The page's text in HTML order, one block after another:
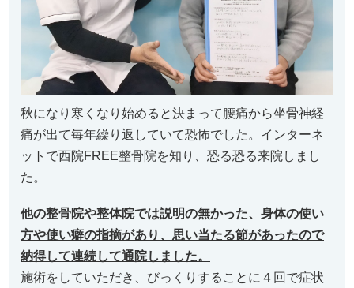
秋になり寒くなり始めると決まって腰痛から坐骨神経
痛が出て毎年繰り返していて恐怖でした。インターネ
ットで西院FREE整骨院を知り、恐る恐る来院しまし
た。
他の整骨院や整体院では説明の無かった、身体の使い
方や使い癖の指摘があり、思い当たる節があったので
納得して連続して通院しました。
施術をしていただき、びっくりすることに４回で症状